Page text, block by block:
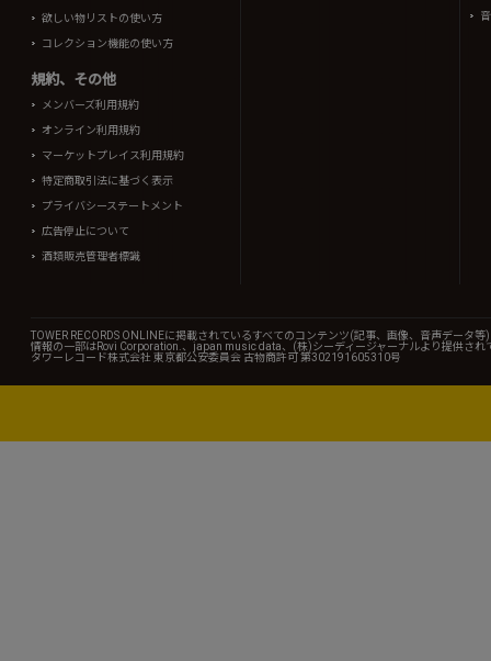
欲しい物リストの使い方
コレクション機能の使い方
規約、その他
メンバーズ利用規約
オンライン利用規約
マーケットプレイス利用規約
特定商取引法に基づく表示
プライバシーステートメント
広告停止について
酒類販売管理者標識
TOWER RECORDS ONLINEに掲載されているすべてのコンテンツ(記事、画像、音声データ
情報の一部はRovi Corporation.、japan music data、(株)シーディージャーナルより提供され
タワーレコード株式会社 東京都公安委員会 古物商許可 第302191605310号